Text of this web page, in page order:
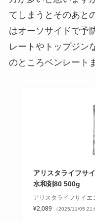
てしまうとそのあと
はオーソサイドで予
レートやトップジン
のところベンレート
アリスタライフサ
水和剤80 500g
アリスタライフサイエ
¥2,089
（2025/11/05